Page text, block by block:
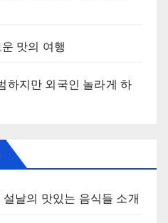
맛의 여행
하지만 외국인 놀라게 하
설날의 맛있는 음식들 소개